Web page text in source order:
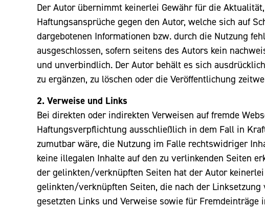
Der Autor übernimmt keinerlei Gewähr für die
Haftungsansprüche gegen den Autor, welche sich auf
dargebotenen Informationen bzw. durch die Nutzung
ausgeschlossen, sofern seitens des Autors kein
und unverbindlich. Der Autor behält es sich
zu ergänzen, zu löschen oder die Veröffentlichung
2. Verweise und Links
Bei direkten oder indirekten Verweisen auf fremde
Haftungsverpflichtung ausschließlich in dem Fall in
zumutbar wäre, die Nutzung im Falle rechtswidriger
keine illegalen Inhalte auf den zu verlinkenden Seiten
der gelinkten/verknüpften Seiten hat der Autor
gelinkten/verknüpften Seiten, die nach der
gesetzten Links und Verweise sowie für